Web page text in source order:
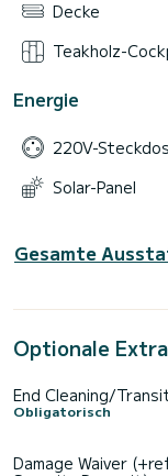
Decke
Teakholz-
Energie
220V-
Solar-Panel
Gesamte
Optionale
End Cleaning/
Obligatorisch
Damage Waiver